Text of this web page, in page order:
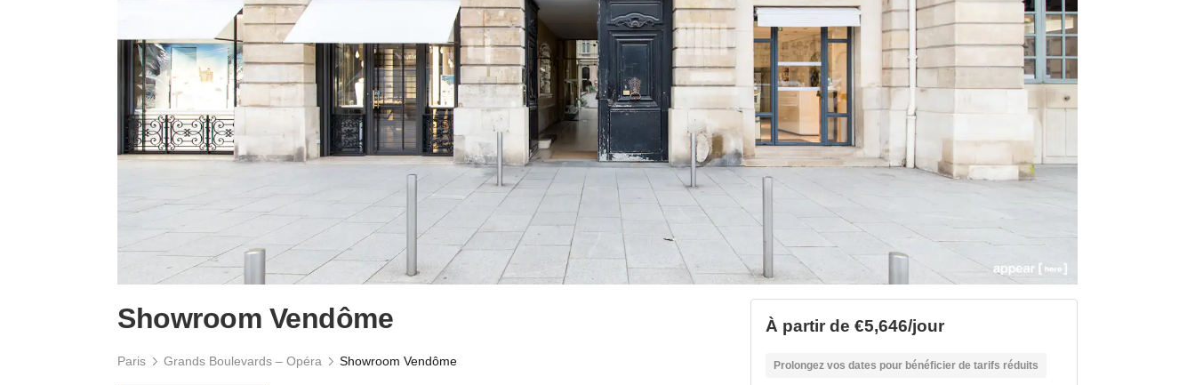
Showroom Vendôme
Paris Grands Boulevards – Opéra Showroom Vendôme
À partir de €5,646/jour
Prolongez vos dates pour bénéficier de tarifs réduits